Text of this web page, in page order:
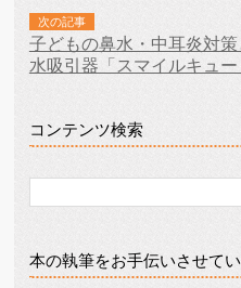
次の記事
子どもの鼻水・中耳炎対
水吸引器「スマイルキュ
コンテンツ検索
本の執筆をお手伝いさせて